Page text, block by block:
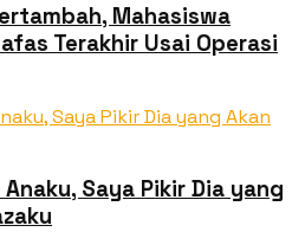
Mahasiswa
Terakhir Usai Operasi
Saya Pikir Dia yang